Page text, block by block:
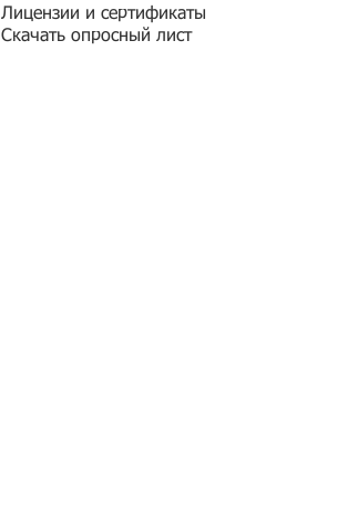
Лицензии и сертификаты
Скачать опросный лист